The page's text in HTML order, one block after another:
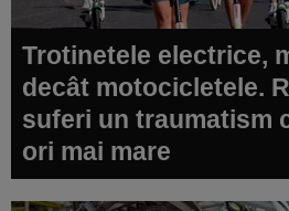
Trotinetele electrice,
decât motocicletele.
suferi un traumatism
ori mai mare